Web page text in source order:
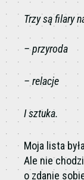
Trzy są filary
– przyroda
– relacje
I sztuka.
Moja lista
Ale nie
o zdanie